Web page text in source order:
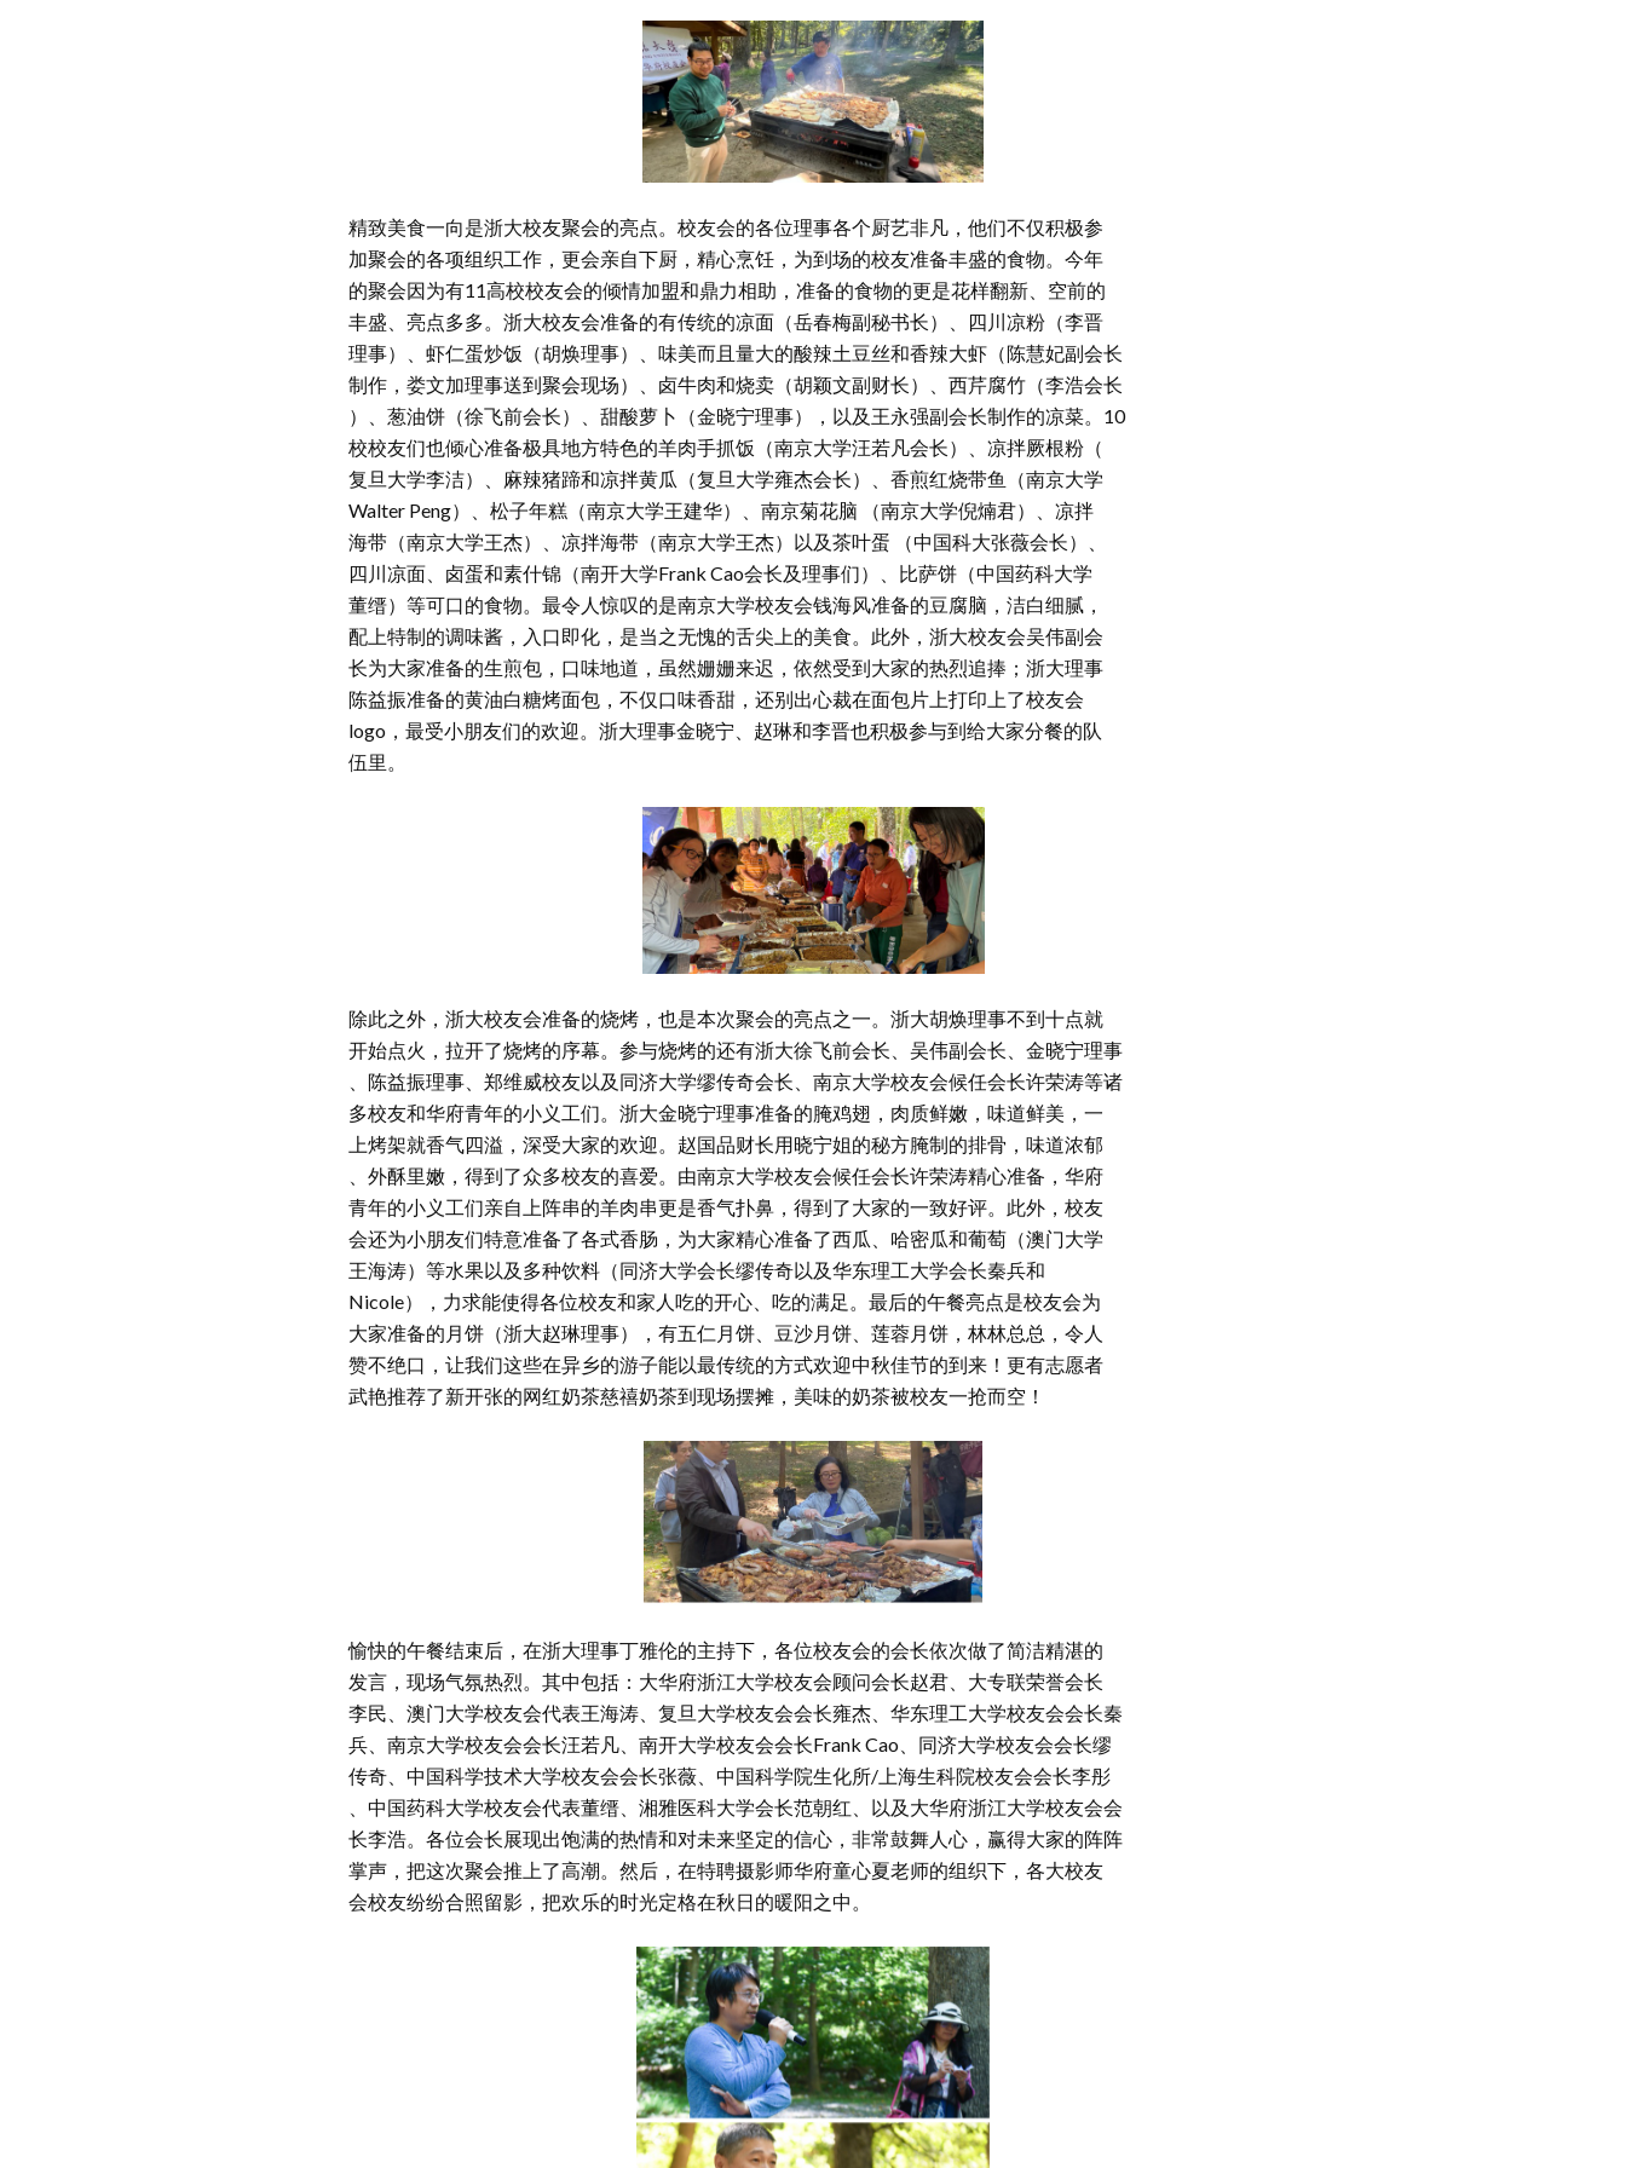
精致美食一向是浙大校友聚会的亮点。校友会的各位理事各个厨艺非凡，他们不仅积极参
加聚会的各项组织工作，更会亲自下厨，精心烹饪，为到场的校友准备丰盛的食物。今年
的聚会因为有11高校校友会的倾情加盟和鼎力相助，准备的食物的更是花样翻新、空前的
丰盛、亮点多多。浙大校友会准备的有传统的凉面（岳春梅副秘书长）、四川凉粉（李晋
理事）、虾仁蛋炒饭（胡焕理事）、味美而且量大的酸辣土豆丝和香辣大虾（陈慧妃副会长
制作，娄文加理事送到聚会现场）、卤牛肉和烧卖（胡颖文副财长）、西芹腐竹（李浩会长
）、葱油饼（徐飞前会长）、甜酸萝卜（金晓宁理事），以及王永强副会长制作的凉菜。10
校校友们也倾心准备极具地方特色的羊肉手抓饭（南京大学汪若凡会长）、凉拌厥根粉（
复旦大学李洁）、麻辣猪蹄和凉拌黄瓜（复旦大学雍杰会长）、香煎红烧带鱼（南京大学
Walter Peng）、松子年糕（南京大学王建华）、南京菊花脑 （南京大学倪煵君）、凉拌
海带（南京大学王杰）、凉拌海带（南京大学王杰）以及茶叶蛋 （中国科大张薇会长）、
四川凉面、卤蛋和素什锦（南开大学Frank Cao会长及理事们）、比萨饼（中国药科大学
董缙）等可口的食物。最令人惊叹的是南京大学校友会钱海风准备的豆腐脑，洁白细腻，
配上特制的调味酱，入口即化，是当之无愧的舌尖上的美食。此外，浙大校友会吴伟副会
长为大家准备的生煎包，口味地道，虽然姗姗来迟，依然受到大家的热烈追捧；浙大理事
陈益振准备的黄油白糖烤面包，不仅口味香甜，还别出心裁在面包片上打印上了校友会
logo，最受小朋友们的欢迎。浙大理事金晓宁、赵琳和李晋也积极参与到给大家分餐的队
伍里。
除此之外，浙大校友会准备的烧烤，也是本次聚会的亮点之一。浙大胡焕理事不到十点就
开始点火，拉开了烧烤的序幕。参与烧烤的还有浙大徐飞前会长、吴伟副会长、金晓宁理事
、陈益振理事、郑维威校友以及同济大学缪传奇会长、南京大学校友会候任会长许荣涛等诸
多校友和华府青年的小义工们。浙大金晓宁理事准备的腌鸡翅，肉质鲜嫩，味道鲜美，一
上烤架就香气四溢，深受大家的欢迎。赵国品财长用晓宁姐的秘方腌制的排骨，味道浓郁
、外酥里嫩，得到了众多校友的喜爱。由南京大学校友会候任会长许荣涛精心准备，华府
青年的小义工们亲自上阵串的羊肉串更是香气扑鼻，得到了大家的一致好评。此外，校友
会还为小朋友们特意准备了各式香肠，为大家精心准备了西瓜、哈密瓜和葡萄（澳门大学
王海涛）等水果以及多种饮料（同济大学会长缪传奇以及华东理工大学会长秦兵和
Nicole），力求能使得各位校友和家人吃的开心、吃的满足。最后的午餐亮点是校友会为
大家准备的月饼（浙大赵琳理事），有五仁月饼、豆沙月饼、莲蓉月饼，林林总总，令人
赞不绝口，让我们这些在异乡的游子能以最传统的方式欢迎中秋佳节的到来！更有志愿者
武艳推荐了新开张的网红奶茶慈禧奶茶到现场摆摊，美味的奶茶被校友一抢而空！
愉快的午餐结束后，在浙大理事丁雅伦的主持下，各位校友会的会长依次做了简洁精湛的
发言，现场气氛热烈。其中包括：大华府浙江大学校友会顾问会长赵君、大专联荣誉会长
李民、澳门大学校友会代表王海涛、复旦大学校友会会长雍杰、华东理工大学校友会会长秦
兵、南京大学校友会会长汪若凡、南开大学校友会会长Frank Cao、同济大学校友会会长缪
传奇、中国科学技术大学校友会会长张薇、中国科学院生化所/上海生科院校友会会长李彤
、中国药科大学校友会代表董缙、湘雅医科大学会长范朝红、以及大华府浙江大学校友会会
长李浩。各位会长展现出饱满的热情和对未来坚定的信心，非常鼓舞人心，赢得大家的阵阵
掌声，把这次聚会推上了高潮。然后，在特聘摄影师华府童心夏老师的组织下，各大校友
会校友纷纷合照留影，把欢乐的时光定格在秋日的暖阳之中。